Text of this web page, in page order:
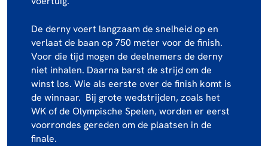
De derny voert langzaam de snelheid op en
verlaat de baan op 750 meter voor de finish.
Voor die tijd mogen de deelnemers de derny
niet inhalen. Daarna barst de strijd om de
winst los. Wie als eerste over de finish komt is
de winnaar. Bij grote wedstrijden, zoals het
WK of de Olympische Spelen, worden er eerst
voorrondes gereden om de plaatsen in de
finale.